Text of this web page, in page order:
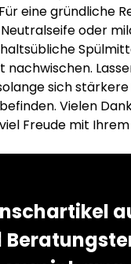
eine gründliche
oder
nachwischen.
sich
Vielen
Freude mit